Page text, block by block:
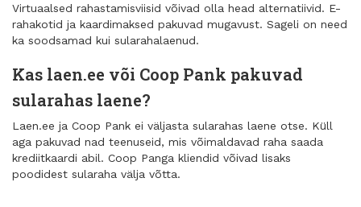
Virtuaalsed rahastamisviisid võivad olla head alternatiivid. E-
rahakotid ja kaardimaksed pakuvad mugavust. Sageli on need
ka soodsamad kui sularahalaenud.
Kas laen.ee või Coop Pank pakuvad
sularahas laene?
Laen.ee ja Coop Pank ei väljasta sularahas laene otse. Küll
aga pakuvad nad teenuseid, mis võimaldavad raha saada
krediitkaardi abil. Coop Panga kliendid võivad lisaks
poodidest sularaha välja võtta.